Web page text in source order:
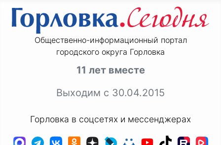
Общественно-информационный портал
городского округа Горловка
11 лет вместе
Выходим с 30.04.2015
Горловка в соцсетях и мессенджерах
MAXTelegram
ВКонтакте
Одноклассники
ДзенLiveJournal
Мой Мир
YouTube
TikTok